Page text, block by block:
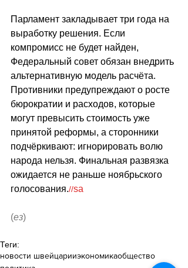
Парламент закладывает три года на
выработку решения. Если
компромисс не будет найден,
Федеральный совет обязан внедрить
альтернативную модель расчёта.
Противники предупреждают о росте
бюрократии и расходов, которые
могут превысить стоимость уже
принятой реформы, а сторонники
подчёркивают: игнорировать волю
народа нельзя. Финальная развязка
ожидается не раньше ноябрьского
голосования.//sa
(ез)
Теги:
новости швейцарииэкономикаобщество